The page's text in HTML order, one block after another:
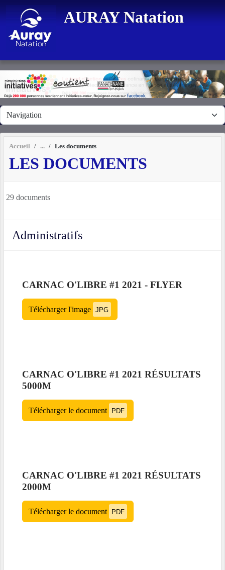
AURAY Natation
Accueil Les documents
LES DOCUMENTS
29 documents
Administratifs
CARNAC O'LIBRE #1 2021 - FLYER
Télécharger l'image JPG
CARNAC O'LIBRE #1 2021 RÉSULTATS
5000M
Télécharger le document PDF
CARNAC O'LIBRE #1 2021 RÉSULTATS
2000M
Télécharger le document PDF
Panneau de gestion des cookies